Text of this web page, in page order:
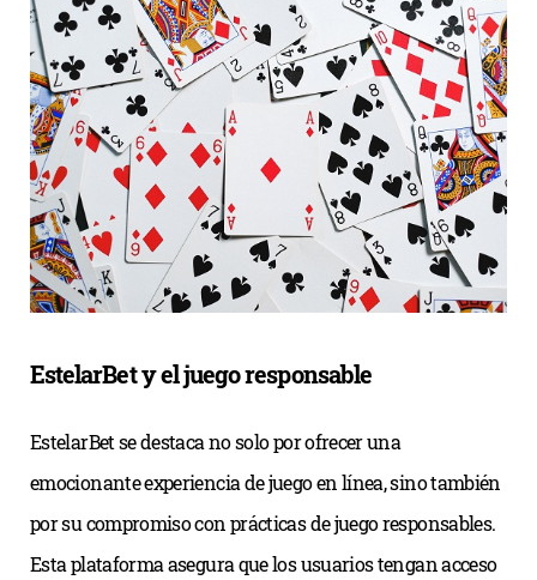
EstelarBet y el juego responsable
EstelarBet se destaca no solo por ofrecer una
emocionante experiencia de juego en línea, sino también
por su compromiso con prácticas de juego responsables.
Esta plataforma asegura que los usuarios tengan acceso